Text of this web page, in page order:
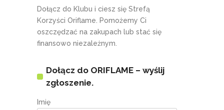
Dołącz do Klubu i ciesz się Strefą
Korzyści Oriflame. Pomożemy Ci
oszczędzać na zakupach lub stać się
finansowo niezależnym.
Dołącz do ORIFLAME – wyślij
zgłoszenie.
Imię